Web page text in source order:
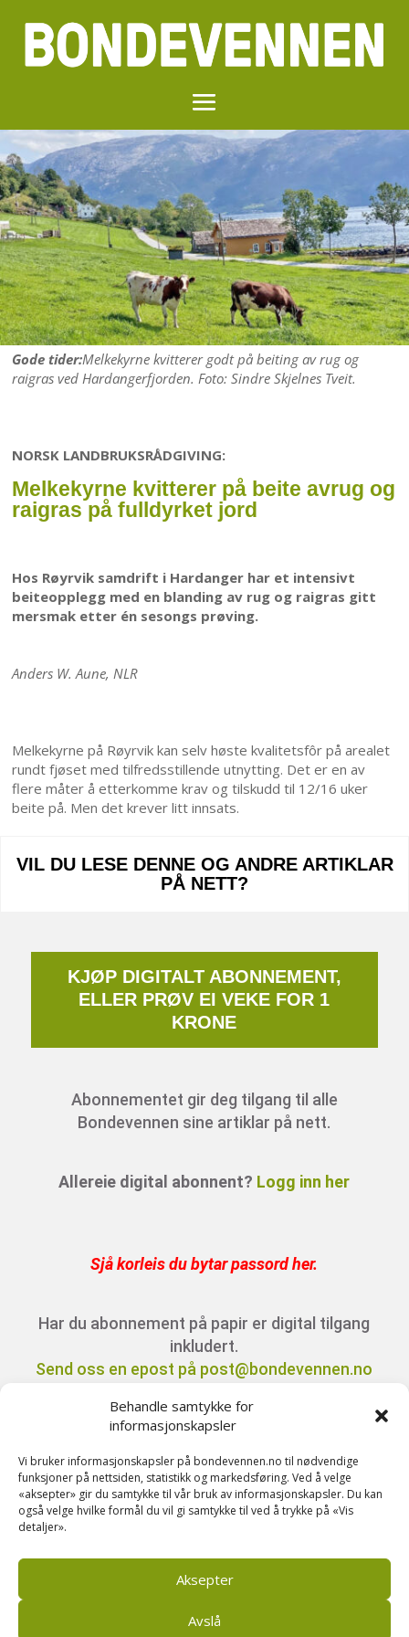
Behandle samtykke for
informasjonskapsler
Vi bruker informasjonskapsler på bondevennen.no til nødvendige
funksjoner på nettsiden, statistikk og markedsføring. Ved å velge
«aksepter» gir du samtykke til vår bruk av informasjonskapsler. Du kan
også velge hvilke formål du vil gi samtykke til ved å trykke på «Vis
detaljer».
Aksepter
Avslå
Gode tider:Melkekyrne kvitterer godt på beiting av rug og
raigras ved Hardangerfjorden. Foto: Sindre Skjelnes Tveit.
NORSK LANDBRUKSRÅDGIVING:
Melkekyrne kvitterer på beite avrug og
raigras på fulldyrket jord
Hos Røyrvik samdrift i Hardanger har et intensivt
beiteopplegg med en blanding av rug og raigras gitt
mersmak etter én sesongs prøving.
Anders W. Aune, NLR
Melkekyrne på Røyrvik kan selv høste kvalitetsfôr på arealet
rundt fjøset med tilfredsstillende utnytting. Det er en av
flere måter å etterkomme krav og tilskudd til 12/16 uker
beite på. Men det krever litt innsats.
VIL DU LESE DENNE OG ANDRE ARTIKLAR
PÅ NETT?
KJØP DIGITALT ABONNEMENT,
ELLER PRØV EI VEKE FOR 1
KRONE
Abonnementet gir deg tilgang til alle
Bondevennen sine artiklar på nett.
Allereie digital abonnent? Logg inn her
Sjå korleis du bytar passord her.
Har du abonnement på papir er digital tilgang
inkludert.
Send oss en epost på post@bondevennen.no
Kontakt oss på telefon 51 88 72 61 eller send
ein e-post til
post@bondevennen.no.